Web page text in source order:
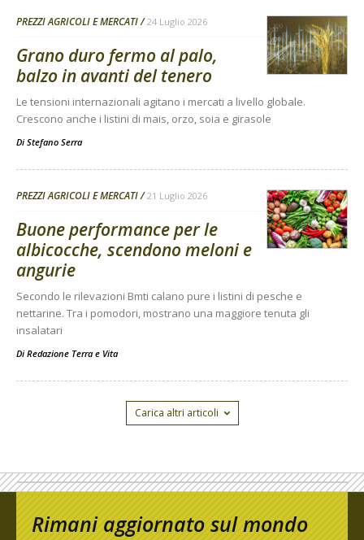
PREZZI AGRICOLI E MERCATI 24 Luglio 2026
Grano duro fermo al palo,
balzo in avanti del tenero
Le tensioni internazionali agitano i mercati a livello globale.
Crescono anche i listini di mais, orzo, soia e girasole
Di Stefano Serra
PREZZI AGRICOLI E MERCATI 21 Luglio 2026
Buone performance per le
albicocche, scendono meloni e
angurie
Secondo le rilevazioni Bmti calano pure i listini di pesche e
nettarine. Tra i pomodori, mostrano una maggiore tenuta gli
insalatari
Di Redazione Terra e Vita
Carica altri articoli
Rimani aggiornato sul mondo